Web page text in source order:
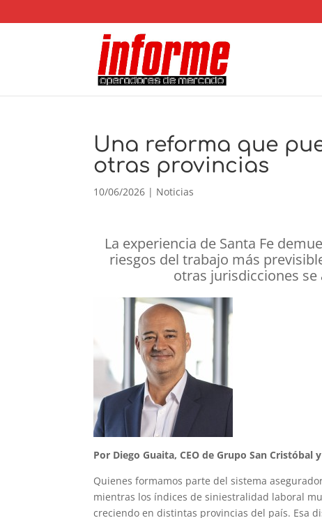
Una reforma que
otras provincias
10/06/2026 | Noticias
La experiencia de Santa Fe
riesgos del trabajo más
otras jurisdicciones
Por Diego Guaita, CEO de Grupo San Cristóbal
Quienes formamos parte del sistema
mientras los índices de siniestralidad laboral
creciendo en distintas provincias del país. Esa